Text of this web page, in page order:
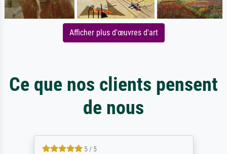
Afficher plus d'œuvres d'art
Ce que nos clients pensent
de nous
5 / 5